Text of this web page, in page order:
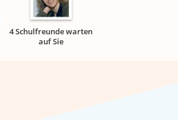
4 Schulfreunde warten
auf Sie